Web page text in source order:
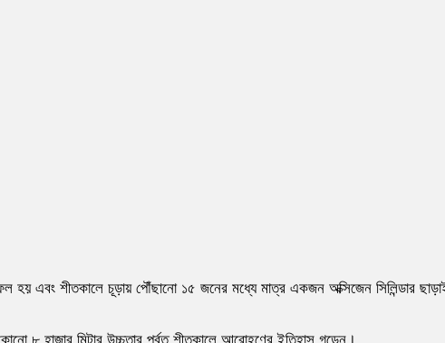
হয় এবং শীতকালে চূড়ায় পৌঁছানো ১৫ জনের মধ্যে মাত্র একজন অক্সিজেন সিলিন্ডার
৮ হাজার মিটার উচ্চতার পর্বত শীতকালে আরোহণের ইতিহাস গড়েন।